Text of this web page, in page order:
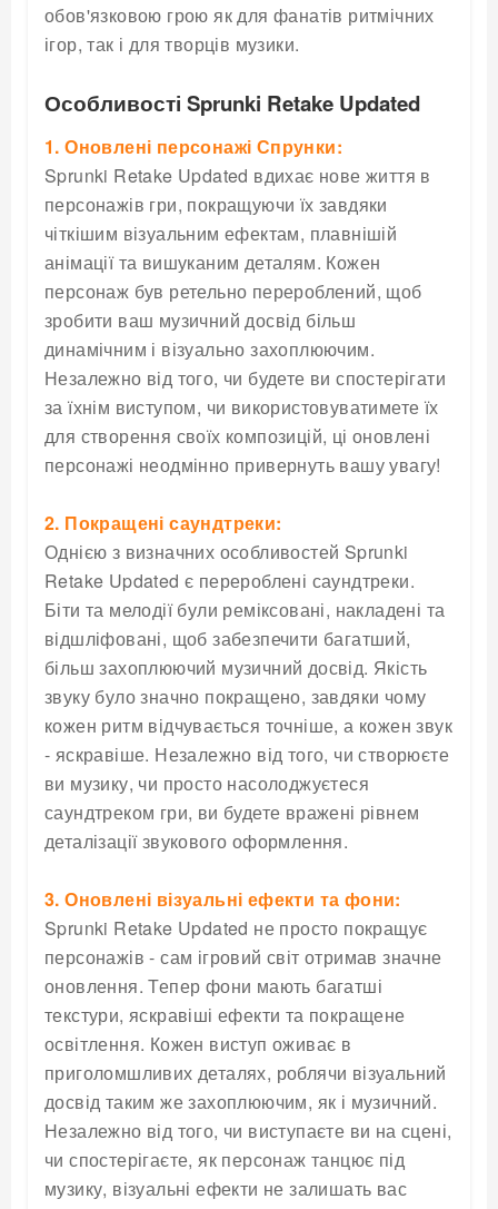
обов'язковою грою як для фанатів ритмічних
ігор, так і для творців музики.
Особливості Sprunki Retake Updated
1. Оновлені персонажі Спрунки:
Sprunki Retake Updated вдихає нове життя в
персонажів гри, покращуючи їх завдяки
чіткішим візуальним ефектам, плавнішій
анімації та вишуканим деталям. Кожен
персонаж був ретельно перероблений, щоб
зробити ваш музичний досвід більш
динамічним і візуально захоплюючим.
Незалежно від того, чи будете ви спостерігати
за їхнім виступом, чи використовуватимете їх
для створення своїх композицій, ці оновлені
персонажі неодмінно привернуть вашу увагу!
2. Покращені саундтреки:
Однією з визначних особливостей Sprunki
Retake Updated є перероблені саундтреки.
Біти та мелодії були реміксовані, накладені та
відшліфовані, щоб забезпечити багатший,
більш захоплюючий музичний досвід. Якість
звуку було значно покращено, завдяки чому
кожен ритм відчувається точніше, а кожен звук
- яскравіше. Незалежно від того, чи створюєте
ви музику, чи просто насолоджуєтеся
саундтреком гри, ви будете вражені рівнем
деталізації звукового оформлення.
3. Оновлені візуальні ефекти та фони:
Sprunki Retake Updated не просто покращує
персонажів - сам ігровий світ отримав значне
оновлення. Тепер фони мають багатші
текстури, яскравіші ефекти та покращене
освітлення. Кожен виступ оживає в
приголомшливих деталях, роблячи візуальний
досвід таким же захоплюючим, як і музичний.
Незалежно від того, чи виступаєте ви на сцені,
чи спостерігаєте, як персонаж танцює під
музику, візуальні ефекти не залишать вас